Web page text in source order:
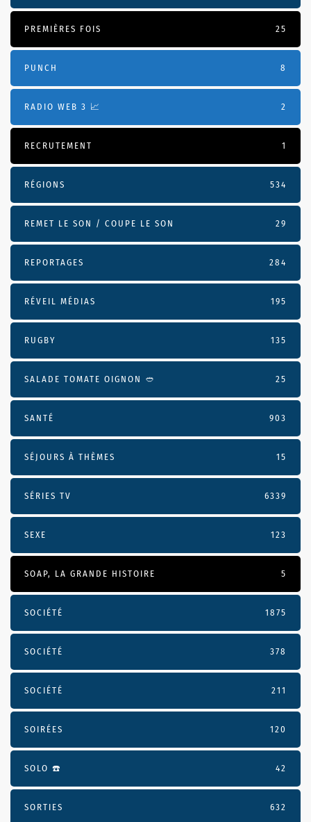
PREMIÈRES FOIS 25
PUNCH 8
RADIO WEB 3 📈 2
RECRUTEMENT 1
RÉGIONS 534
REMET LE SON / COUPE LE SON 29
REPORTAGES 284
RÉVEIL MÉDIAS 195
RUGBY 135
SALADE TOMATE OIGNON 🥙 25
SANTÉ 903
SÉJOURS À THÈMES 15
SÉRIES TV 6339
SEXE 123
SOAP, LA GRANDE HISTOIRE 5
SOCIÉTÉ 1875
SOCIÉTÉ 378
SOCIÉTÉ 211
SOIRÉES 120
SOLO ☎️ 42
SORTIES 632